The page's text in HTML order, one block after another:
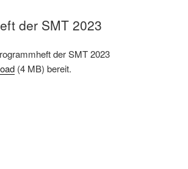
der SMT 2023
der SMT 2023
(4 MB) bereit.